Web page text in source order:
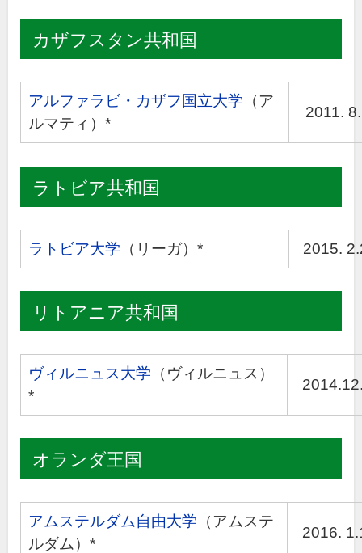
カザフスタン共和国
アルファラビ・カザフ国立大学 （ア
ルマティ）*
2011.
ラトビア共和国
ラトビア大学 （リーガ）* 2015.
リトアニア共和国
ヴィルニュス大学 （ヴィルニュス）
*
オランダ王国
アムステルダム自由大学 （アムステ
ルダム）*
2016.